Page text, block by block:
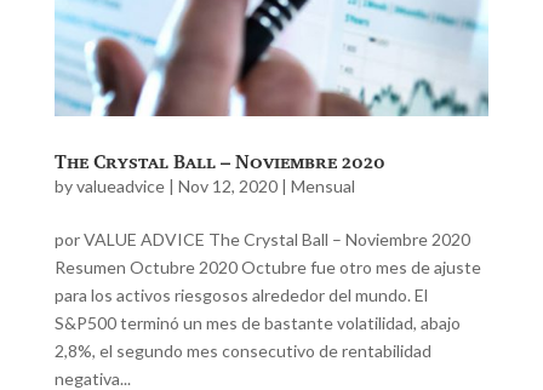
The Crystal Ball – Noviembre 2020
byvalueadvice| Nov 12, 2020| Mensual
por VALUE ADVICE The Crystal Ball – Noviembre 2020
Resumen Octubre 2020 Octubre fue otro mes de ajuste
para los activos riesgosos alrededor del mundo. El
S&P500 terminó un mes de bastante volatilidad, abajo
2,8%, el segundo mes consecutivo de rentabilidad
negativa...